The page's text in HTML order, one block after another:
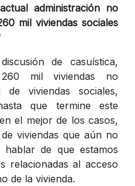
administración no
mil viviendas sociales
de casuística,
260 mil viviendas no
viviendas sociales,
que termine este
el mejor de los casos,
viviendas que aún no
de que estamos
relacionadas al acceso
de la vivienda.